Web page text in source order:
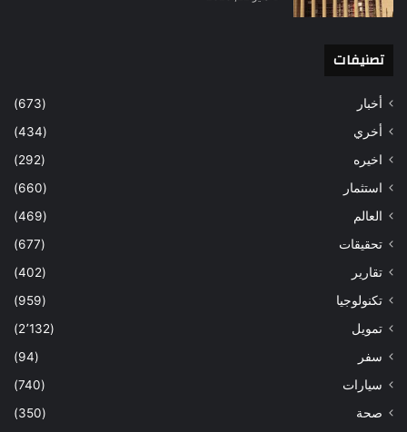
تصنيفات
أخبار
(673)
أخري
(434)
اخيره
(292)
استثمار
(660)
العالم
(469)
تحقيقات
(677)
تقارير
(402)
تكنولوجيا
(959)
تمويل
(2٬132)
سفر
(94)
سيارات
(740)
صحة
(350)